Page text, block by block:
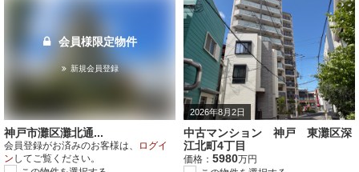
会員様限定物件
新規会員登録
神戸市灘区灘北通...
会員登録がお済みのお客様は、
ログイ
ン してご覧ください。
2026年8月2日
中古マンション 神戸 東灘区深
江北町4丁目
価格： 5980万円